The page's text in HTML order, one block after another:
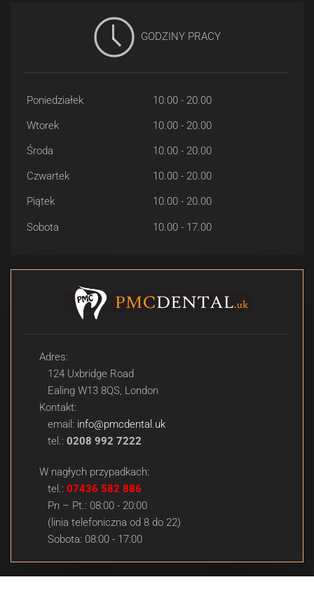
GODZINY PRACY
Poniedziałek
10.00 - 20.00
Wtorek
10.00 - 20.00
Środa
10.00 - 20.00
Czwartek
10.00 - 20.00
Piątek
10.00 - 20.00
Sobota 10.00 - 17.00
Adres:
124 Uxbridge Road
Ealing W13 8QS, London
Kontakt:
email: info@pmcdental.uk
tel.: 0208 992 7222
W nagłych przypadkach:
tel.: 07436 582 886
Pn – Pt.: 08:00 - 20:00
(linia telefoniczna od 8 do 22)
Sobota: 08:00 - 17:00